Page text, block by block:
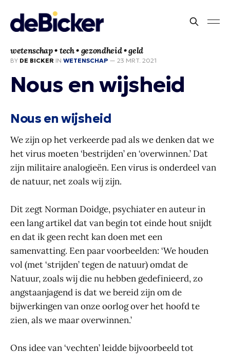
wetenschap • tech • gezondheid • geld
BY DE BICKER IN WETENSCHAP — 23 MRT. 2021
Nous en wijsheid
Nous en wijsheid
We zijn op het verkeerde pad als we denken dat we
het virus moeten ‘bestrijden’ en ‘overwinnen.’ Dat
zijn militaire analogieën. Een virus is onderdeel van
de natuur, net zoals wij zijn.
Dit zegt Norman Doidge, psychiater en auteur in
een lang artikel dat van begin tot einde hout snijdt
en dat ik geen recht kan doen met een
samenvatting. Een paar voorbeelden: ‘We houden
vol (met ‘strijden’ tegen de natuur) omdat de
Natuur, zoals wij die nu hebben gedefinieerd, zo
angstaanjagend is dat we bereid zijn om de
bijwerkingen van onze oorlog over het hoofd te
zien, als we maar overwinnen.’
Ons idee van ‘vechten’ leidde bijvoorbeeld tot